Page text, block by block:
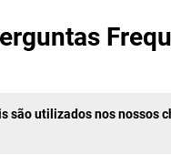
são utilizados nos nossos